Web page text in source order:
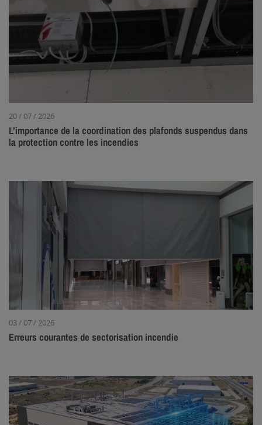
20 / 07 / 2026
L’importance de la coordination des plafonds suspendus dans
la protection contre les incendies
03 / 07 / 2026
Erreurs courantes de sectorisation incendie